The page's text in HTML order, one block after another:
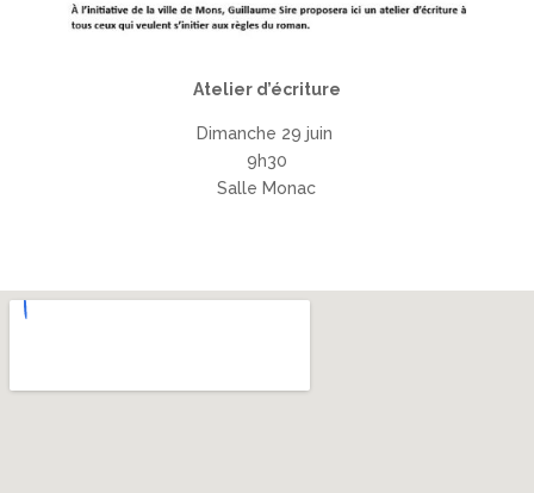
Atelier d’écriture
Dimanche 29 juin
9h30
Salle Monac